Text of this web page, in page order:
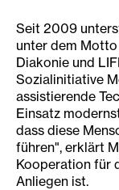
Seit 2009
unter dem
Diakonie und
Sozialinitiative
assistierende
Einsatz
dass diese
führen", erklärt
Kooperation für
Anliegen ist.